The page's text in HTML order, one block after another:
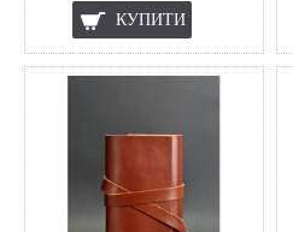
КУПИТИ